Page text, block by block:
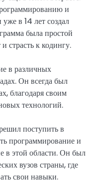
и
в 14 лет создал
была простой
страсть к кодингу.
в различных
Он всегда был
благодаря своим
технологий.
поступить в
программирование и
в этой области. Он был
вузов страны, где
свои навыки.